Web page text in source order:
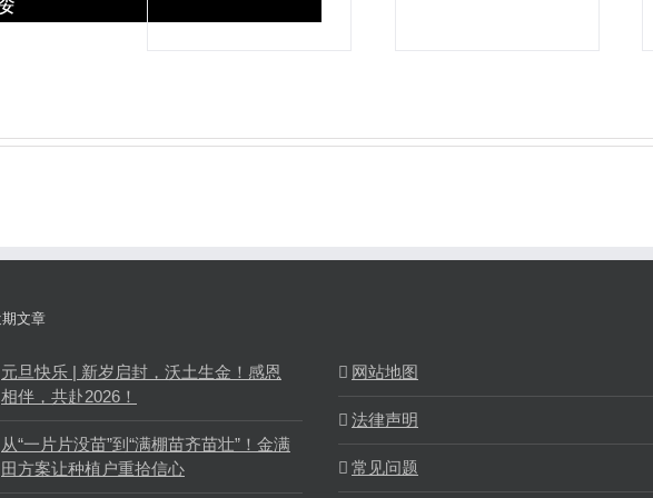
文章
元旦快乐 | 新岁启封，沃土生金！感恩
相伴，共赴2026！
从“一片片没苗”到“满棚苗齐苗壮”！金满
田方案让种植户重拾信心
网站地图
法律声明
常见问题